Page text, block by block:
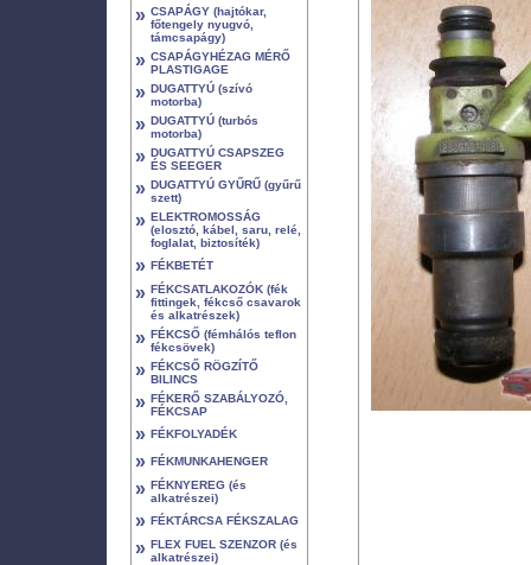
» CSAPÁGY (hajtókar,
főtengely nyugvó,
támcsapágy)
» CSAPÁGYHÉZAG MÉRŐ
PLASTIGAGE
» DUGATTYÚ (szívó
motorba)
» DUGATTYÚ (turbós
motorba)
» DUGATTYÚ CSAPSZEG
ÉS SEEGER
» DUGATTYÚ GYŰRŰ (gyűrű
szett)
» ELEKTROMOSSÁG
(elosztó, kábel, saru, relé,
foglalat, biztosíték)
» FÉKBETÉT
» FÉKCSATLAKOZÓK (fék
fittingek, fékcső csavarok
és alkatrészek)
» FÉKCSŐ (fémhálós teflon
fékcsövek)
» FÉKCSŐ RÖGZÍTŐ
BILINCS
» FÉKERŐ SZABÁLYOZÓ,
FÉKCSAP
» FÉKFOLYADÉK
» FÉKMUNKAHENGER
» FÉKNYEREG (és
alkatrészei)
» FÉKTÁRCSA FÉKSZALAG
» FLEX FUEL SZENZOR (és
alkatrészei)